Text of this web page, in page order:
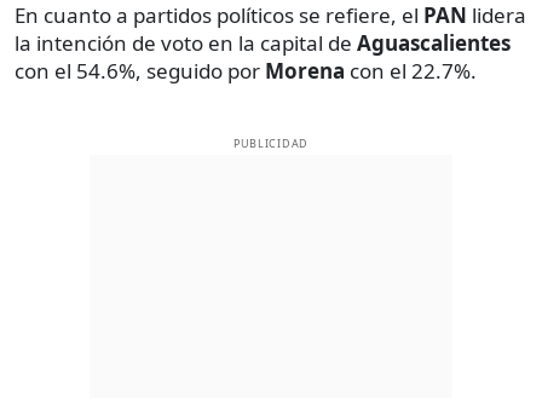
En cuanto a partidos políticos se refiere, el PAN lidera
la intención de voto en la capital de Aguascalientes
con el 54.6%, seguido por Morena con el 22.7%.
PUBLICIDAD